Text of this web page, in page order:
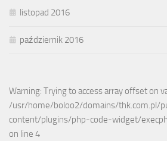
listopad 2016
październik 2016
Warning: Trying to access array offset on
/usr/home/boloo2/domains/thk.com.pl/
content/plugins/php-code-widget/
on line 4